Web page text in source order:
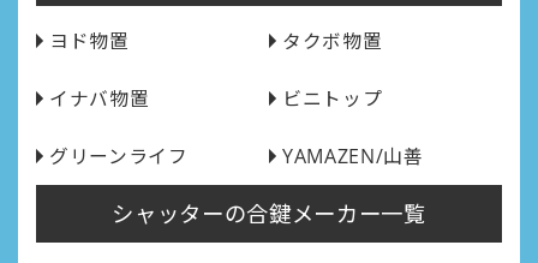
ヨド物置 タクボ物置
イナバ物置 ビニトップ
グリーンライフ YAMAZEN/山善
シャッターの合鍵メーカー一覧